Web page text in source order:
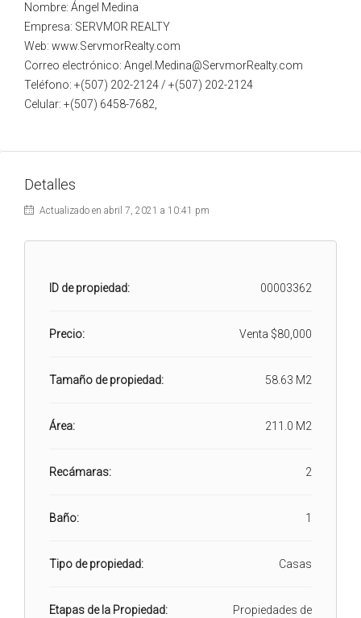
Nombre: Ángel Medina
Empresa: SERVMOR REALTY
Web: www.ServmorRealty.com
Correo electrónico: Angel.Medina@ServmorRealty.com
Teléfono: +(507) 202-2124 / +(507) 202-2124
Celular: +(507) 6458-7682,
Detalles
Actualizado en abril 7, 2021 a 10:41 pm
ID de propiedad: 00003362
Precio: Venta $80,000
Tamaño de propiedad: 58.63 M2
Área: 211.0 M2
Recámaras: 2
Baño: 1
Tipo de propiedad: Casas
Etapas de la Propiedad: Propiedades de